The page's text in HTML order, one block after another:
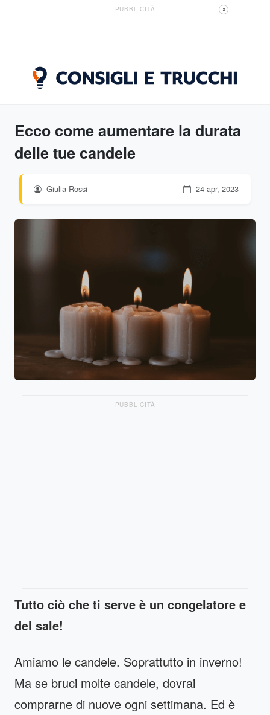
PUBBLICITÀ X
Ecco come aumentare la durata
delle tue candele
Giulia Rossi 24 apr, 2023
PUBBLICITÀ
Tutto ciò che ti serve è un congelatore e
del sale!
Amiamo le candele. Soprattutto in inverno!
Ma se bruci molte candele, dovrai
comprarne di nuove ogni settimana. Ed è